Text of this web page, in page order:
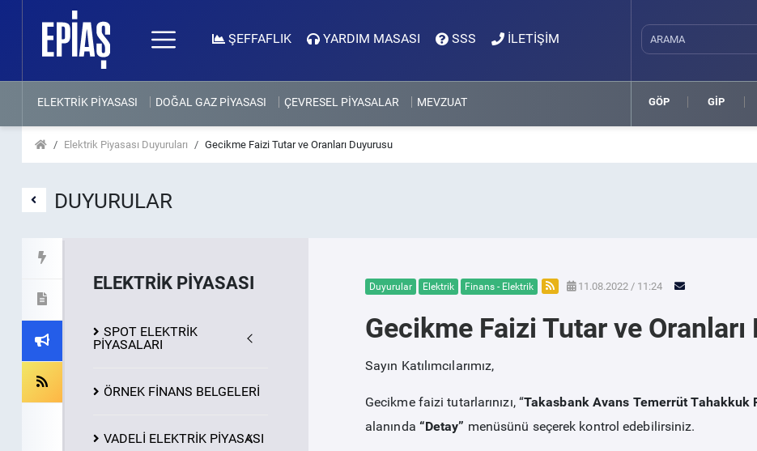
ŞEFFAFLIK YARDIM MASASI SSS İLETİŞİM
ELEKTRİK PİYASASI DOĞAL GAZ PİYASASI ÇEVRESEL PİYASALAR MEVZUAT GÖP GİP
Elektrik Piyasası Duyuruları Gecikme Faizi Tutar ve Oranları Duyurusu
DUYURULAR
ELEKTRİK PİYASASI
SPOT ELEKTRİK
PİYASALARI
ÖRNEK FİNANS BELGELERİ
VADELİ ELEKTRİK PİYASASI
Duyurular Elektrik Finans - Elektrik 11.08.2022 / 11:24
Gecikme Faizi Tutar ve Oranları
Sayın Katılımcılarımız,
Gecikme faizi tutarlarınızı, “Takasbank Avans Temerrüt Tahakkuk
alanında “Detay” menüsünü seçerek kontrol edebilirsiniz.